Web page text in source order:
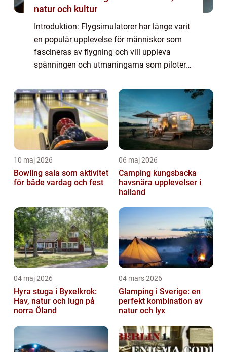
natur och kultur
Introduktion: Flygsimulatorer har länge varit
en populär upplevelse för människor som
fascineras av flygning och vill uppleva
spänningen och utmaningarna som piloter
för de som vill prova på denna spännan...
10 maj 2026
Bowling sala som aktivitet
för både vardag och fest
06 maj 2026
Camping kungsbacka
havsnära upplevelser i
halland
04 maj 2026
Hyra stuga i Byxelkrok:
Hav, natur och lugn på
norra Öland
04 mars 2026
Glamping i Sverige: en
perfekt kombination av
natur och lyx